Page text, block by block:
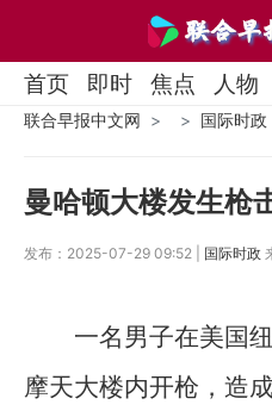
首页 即时 焦点 人物
联合早报中文网 国际时政
曼哈顿大楼发生枪
发布：2025-07-29 09:52 | 国际时政
一名男子在美国
摩天大楼内开枪，造